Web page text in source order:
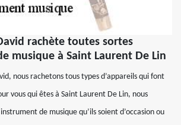
rachète toutes sortes
musique à Saint Laurent De Lin
nous rachetons tous types d’appareils qui font
vous qui êtes à Saint Laurent De Lin, nous
de musique qu’ils soient d’occasion ou